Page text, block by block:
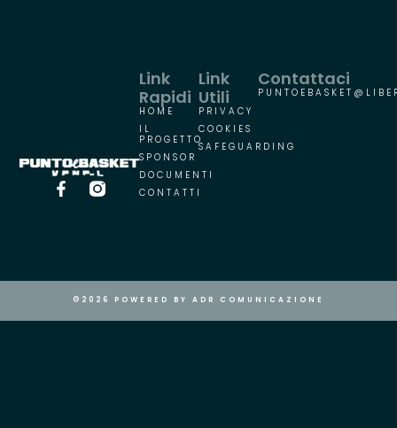
Link
Utili
PRIVACY
COOKIES
SAFEGUARDING
Link
Rapidi
HOME
IL
PROGETTO
SPONSOR
DOCUMENTI
CONTATTI
Contattaci
©2026 POWERED BY ADR COMUNICAZIONE